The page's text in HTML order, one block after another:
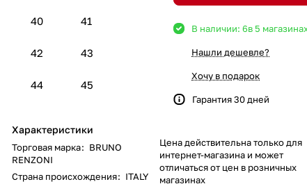
40 41
42 43
44 45
Характеристики
Торговая марка: BRUNO
RENZONI
Страна происхождения: ITALY
В наличии: 6в 5
Нашли дешевле?
Хочу в подарок
Гарантия 30 дней
Цена действительна только для
интернет-магазина и может
отличаться от цен в розничных
магазинах